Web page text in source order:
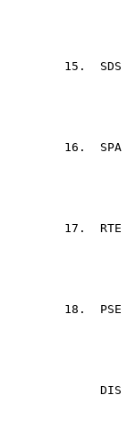
15. SDS
16. SPA
17. RTE
18. PSE
DIS